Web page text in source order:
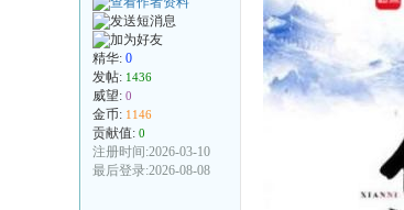
精华: 0
发帖: 1436
威望: 0
金币: 1146
贡献值: 0
注册时间:2026-03-10
最后登录:2026-08-08